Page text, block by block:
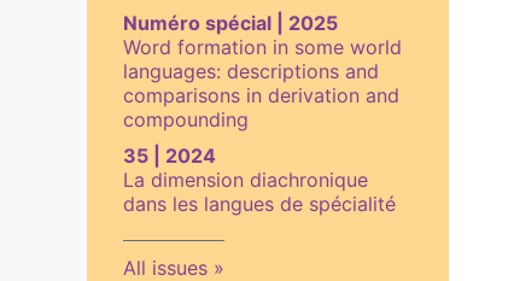
Numéro spécial | 2025
Word formation in some world
languages: descriptions and
comparisons in derivation and
compounding
35 | 2024
La dimension diachronique
dans les langues de spécialité
All issues